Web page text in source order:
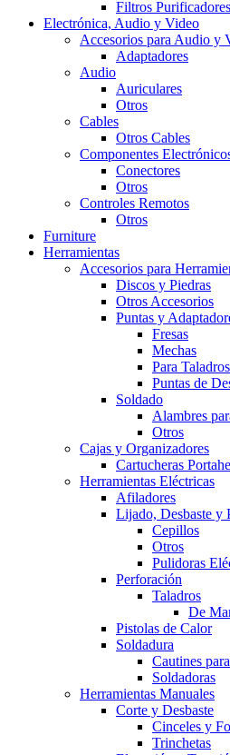
Filtros Purificadores
Electrónica, Audio y Video
Accesorios para Audio y
Adaptadores
Audio
Auriculares
Otros
Cables
Otros Cables
Componentes
Conectores
Otros
Controles Remotos
Otros
Furniture
Herramientas
Accesorios para
Discos y Piedras
Otros Accesorios
Puntas y
Fresas
Mechas
Para
Puntas de
Soldado
Alambres
Otros
Cajas y Organizadores
Cartucheras
Herramientas Eléctricas
Afiladores
Lijado, Desbaste y
Cepillos
Otros
Pulidoras
Perforación
Taladros
De
Pistolas de Calor
Soldadura
Cautines
Soldadoras
Herramientas Manuales
Corte y Desbaste
Cinceles y
Trinchetas